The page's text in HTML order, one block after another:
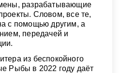
разрабатывающие
Словом, все те,
с помощью другим, а
передачей и
из беспокойного
Рыбы в 2022 году даёт